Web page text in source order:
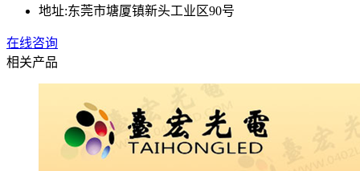
地址:东莞市塘厦镇新头工业区90号
在线咨询
相关产品